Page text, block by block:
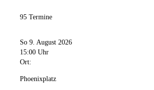
95 Termine
So 9. August 2026
15:00 Uhr
Ort:
Phoenixplatz